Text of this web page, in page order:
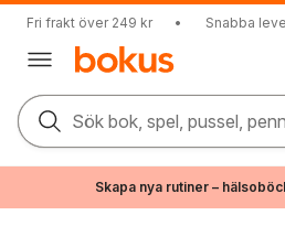
Fri frakt över 249 kr • Snabba
Sök bok, spel, pussel,
Skapa nya rutiner –